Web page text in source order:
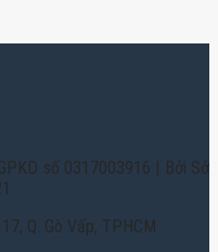
số 0317003916 | Bởi Sở
Q. Gò Vấp, TPHCM